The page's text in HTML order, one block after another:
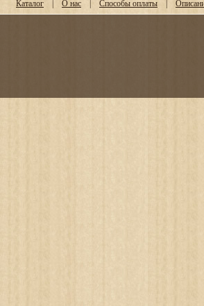
Каталог | О нас | Способы оплаты |